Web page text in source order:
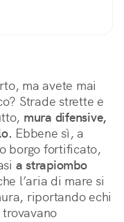
ma avete mai
Strade strette e
mura difensive,
Ebbene sì, a
borgo fortificato,
a strapiombo
l’aria di mare si
riportando echi